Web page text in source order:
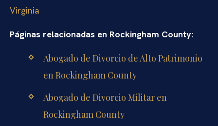
Virginia
Páginas relacionadas en Rockingham County:
Abogado de Divorcio de Alto Patrimonio
en Rockingham County
Abogado de Divorcio Militar en
Rockingham County